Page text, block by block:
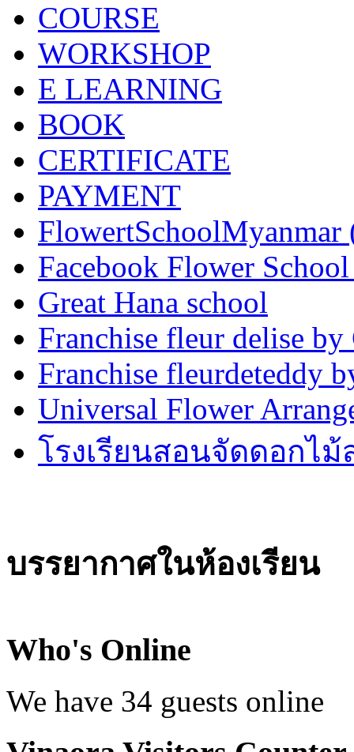
COURSE
WORKSHOP
E LEARNING
BOOK
CERTIFICATE
PAYMENT
FlowertSchoolMyanmar
Facebook Flower
Great Hana school
Franchise fleur delise
Franchise fleurdeteddy
Universal Flower
โรงเรียนสอนจัดดอกไม้
บรรยากาศในห้องเรียน
Who's Online
We have 34 guests online